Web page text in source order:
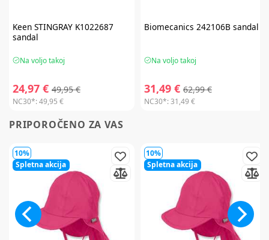
KeenSTINGRAY K1022687
sandal
Na voljo takoj
24,97 € 49,95 €
NC30*:49,95 €
Biomecanics 242106B sandal
Na voljo takoj
31,49 € 62,99 €
NC30*:31,49 €
PRIPOROČENO ZA VAS
10%
Spletna akcija
10%
Spletna akcija